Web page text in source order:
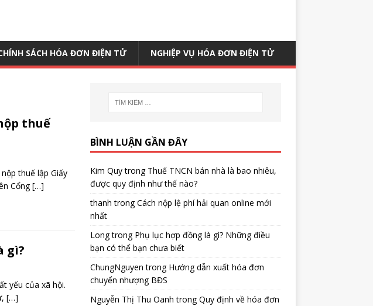
SÁCH HÓA ĐƠN ĐIỆN TỬ NGHIỆP VỤ HÓA ĐƠN ĐIỆN TỬ
thuế
thuế lập Giấy
Cổng[…]
gì?
yếu của xã hội.
[…]
BÌNH LUẬN GẦN ĐÂY
Kim Quytrong Thuế TNCN bán nhà là bao nhiêu,
được quy định như thế nào?
thanh trongCách nộp lệ phí hải quan online mới
nhất
Longtrong Phụ lục hợp đồng là gì? Những điều
bạn có thể bạn chưa biết
ChungNguyen trong Hướng dẫn xuất hóa đơn
chuyển nhượng BĐS
Nguyễn Thị Thu Oanh trongQuy định về hóa đơn